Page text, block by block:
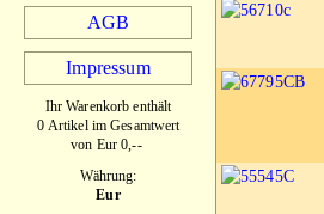
AGB
Impressum
Ihr Warenkorb enthält
0 Artikel im Gesamtwert
von Eur 0,--
Währung:
Eur